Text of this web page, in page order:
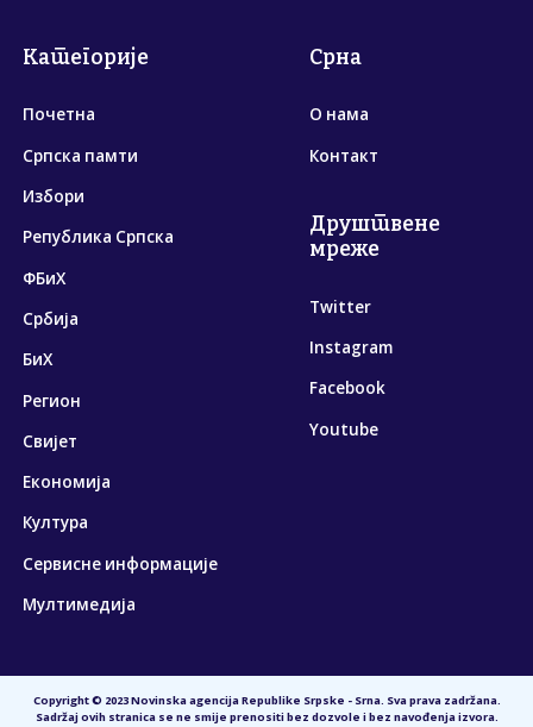
Категорије
Почетна
Српска памти
Избори
Република Српска
ФБиХ
Србија
БиХ
Регион
Свијет
Економија
Култура
Сервисне информације
Мултимедија
Срна
О нама
Контакт
Друштвене
мреже
Twitter
Instagram
Facebook
Youtube
Copyright © 2023 Novinska agencija Republike Srpske - Srna. Sva prava zadržana.
Sadržaj ovih stranica se ne smije prenositi bez dozvole i bez navođenja izvora.